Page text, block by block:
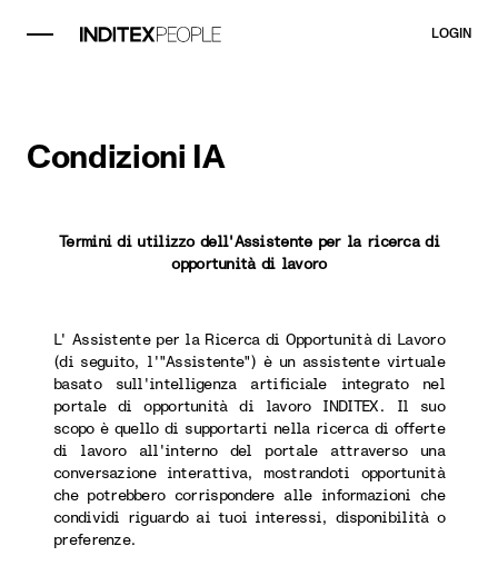
LOGIN
Condizioni IA
Termini di utilizzo dell'Assistente per la ricerca di
opportunità di lavoro
L' Assistente per la Ricerca di Opportunità di Lavoro
(di seguito, l'"Assistente") è un assistente virtuale
basato sull'intelligenza artificiale integrato nel
portale di opportunità di lavoro INDITEX. Il suo
scopo è quello di supportarti nella ricerca di offerte
di lavoro all'interno del portale attraverso una
conversazione interattiva, mostrandoti opportunità
che potrebbero corrispondere alle informazioni che
condividi riguardo ai tuoi interessi, disponibilità o
preferenze.